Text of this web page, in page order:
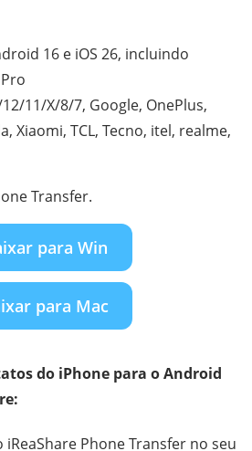
16 e iOS 26, incluindo
11/X/8/7, Google, OnePlus,
Xiaomi, TCL, Tecno, itel, realme,
Transfer.
para Win
para Mac
do iPhone para o Android
iReaShare Phone Transfer no seu